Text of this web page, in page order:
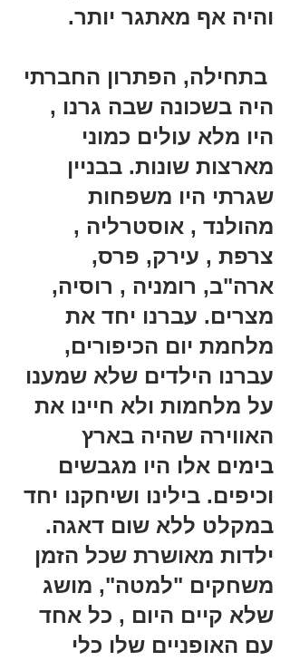
והיה אף מאתגר יותר.
בתחילה, הפתרון החברתי
היה בשכונה שבה גרנו ,
היו מלא עולים כמוני
מארצות שונות. בבניין
שגרתי היו משפחות
מהולנד , אוסטרליה ,
צרפת , עירק, פרס,
ארה"ב, רומניה , רוסיה,
מצרים. עברנו יחד את
מלחמת יום הכיפורים,
עברנו הילדים שלא שמענו
על מלחמות ולא חיינו את
האווירה שהיה בארץ
בימים אלו היו מגבשים
וכיפים. בילינו ושיחקנו יחד
במקלט ללא שום דאגה.
ילדות מאושרת שכל הזמן
משחקים "למטה", מושג
שלא קיים היום , כל אחד
עם האופניים שלו כלי